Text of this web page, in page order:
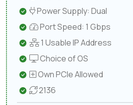
Power Supply: Dual
Port Speed: 1 Gbps
1 Usable IP Address
Choice of OS
Own PCIe Allowed
2136